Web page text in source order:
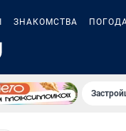
ЗНАКОМСТВА